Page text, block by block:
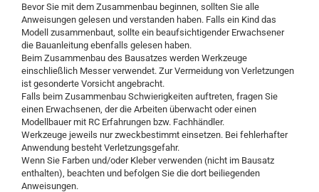
Bevor Sie mit dem Zusammenbau beginnen, sollten Sie alle
Anweisungen gelesen und verstanden haben. Falls ein Kind das
Modell zusammenbaut, sollte ein beaufsichtigender Erwachsener
die Bauanleitung ebenfalls gelesen haben.
Beim Zusammenbau des Bausatzes werden Werkzeuge
einschließlich Messer verwendet. Zur Vermeidung von Verletzungen
ist gesonderte Vorsicht angebracht.
Falls beim Zusammenbau Schwierigkeiten auftreten, fragen Sie
einen Erwachsenen, der die Arbeiten überwacht oder einen
Modellbauer mit RC Erfahrungen bzw. Fachhändler.
Werkzeuge jeweils nur zweckbestimmt einsetzen. Bei fehlerhafter
Anwendung besteht Verletzungsgefahr.
Wenn Sie Farben und/oder Kleber verwenden (nicht im Bausatz
enthalten), beachten und befolgen Sie die dort beiliegenden
Anweisungen.